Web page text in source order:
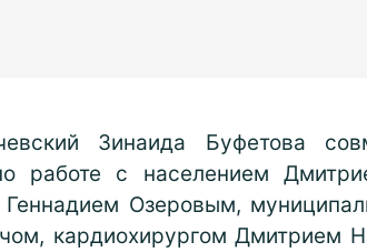
Зинаида Буфетова
работе с населением
Геннадием Озеровым,
кардиохирургом Дмитрием